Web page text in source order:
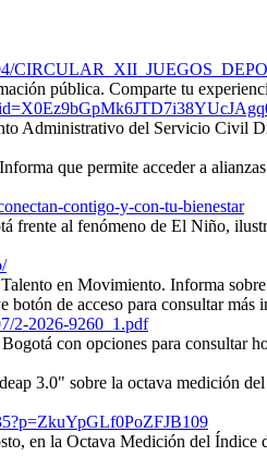
contigo-y-con-tu-bienestar
2-2026-9260_1.pdf